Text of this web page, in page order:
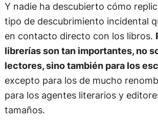
Y nadie ha descubierto cómo
tipo de descubrimiento incidental
en contacto directo con los libros.
librerías son tan importantes, no
lectores, sino también para los
excepto para los de mucho
para los agentes literarios y
tamaños.